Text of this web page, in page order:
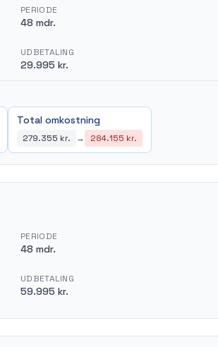
PERIODE
48 mdr.
UDBETALING
29.995 kr.
Total omkostning
279.355 kr. → 284.155 kr.
PERIODE
48 mdr.
UDBETALING
59.995 kr.